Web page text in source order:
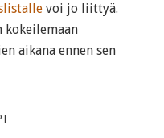
voi jo liittyä.
kokeilemaan
aikana ennen sen